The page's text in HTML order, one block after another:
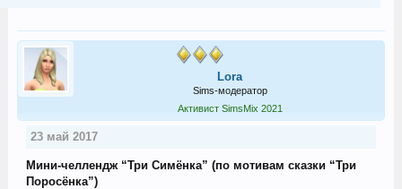
Lora
Sims-модератор
Активист SimsMix 2021
23 май 2017
Мини-челлендж “Три Симёнка” (по мотивам сказки “Три
Поросёнка”)